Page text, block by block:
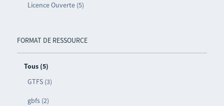
Licence Ouverte (5)
FORMAT DE RESSOURCE
Tous (5)
GTFS (3)
gbfs (2)